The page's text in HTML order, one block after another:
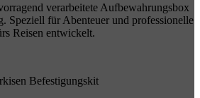
verarbeitete Aufbewahrungsbox
Speziell für Abenteuer und professionelle
Reisen entwickelt.
Befestigungskit